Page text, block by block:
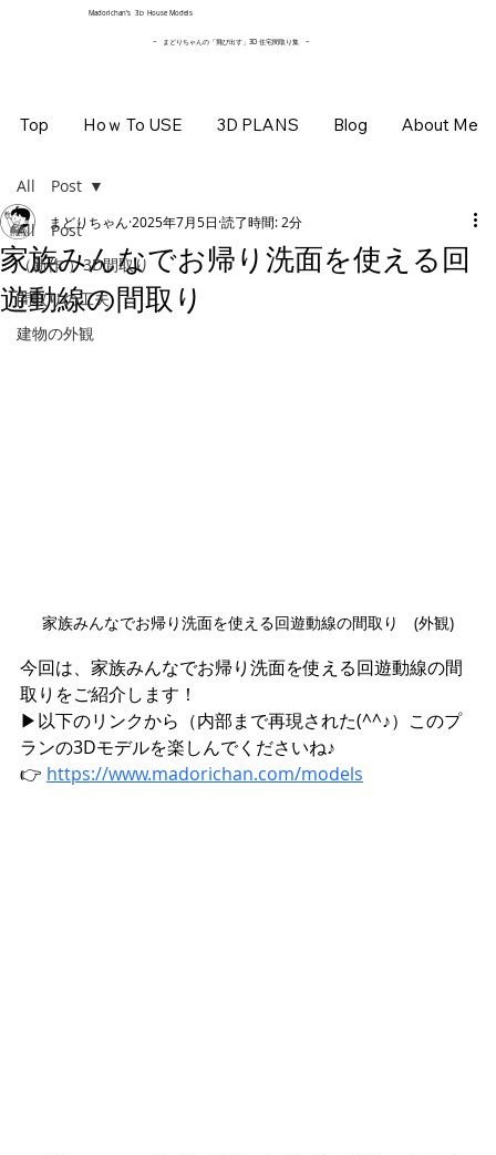
​Madorichan’s 3Ｄ House Models
Top Hoｗ To USE 3D PLANS Blog About Me
~ まどりちゃんの「飛び出す」3D 住宅間取り集 ~
All Post
（新作 ）3D間取り
間取りの工夫
建物の外観
All Post
家族みんなでお帰り洗面を使える回
遊動線の間取り
まどりちゃん 2025年7月5日 読了時間: 2分
家族みんなでお帰り洗面を使える回遊動線の間取り　(外観)
今回は、家族みんなでお帰り洗面を使える回遊動線の間
取りをご紹介します！
▶︎以下のリンクから（内部まで再現された(^^♪）このプ
ランの3Dモデルを楽しんでくださいね♪
👉 https://www.madorichan.com/models